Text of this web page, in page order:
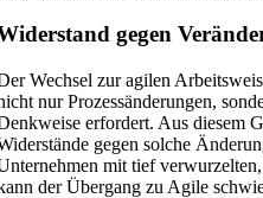
gegen
Wechsel zur agilen
nur Prozessänderungen,
erfordert. Aus diesem
gegen solche
mit tief
der Übergang zu Agile